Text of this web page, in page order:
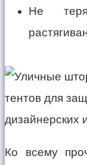
Не
Ко всему